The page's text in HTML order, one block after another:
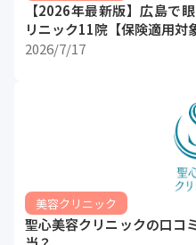
【2026年最新版】広島で
リニック11院【保険適用対
2026/7/17
美容クリニック
聖心美容クリニックの口コ